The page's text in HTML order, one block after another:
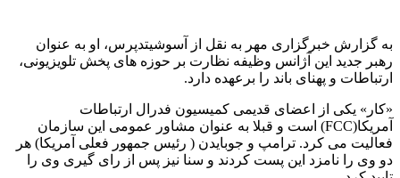
به گزارش خبرگزاری مهر به نقل از آسوشیتدپرس، او به عنوان
رهبر جدید این آژانس وظیفه نظارت بر حوزه های پخش تلویزیونی،
ارتباطات و پهنای باند را برعهده دارد.
«کار» یکی از اعضای قدیمی کمیسیون فدرال ارتباطات
آمریکا(FCC) است و قبلا به عنوان مشاور عمومی این سازمان
فعالیت می کرد. ترامپ و جوبایدن ( رئیس جمهور فعلی آمریکا) هر
دو وی را نامزد این پست کردند و سنا نیز پس از رای گیری وی را